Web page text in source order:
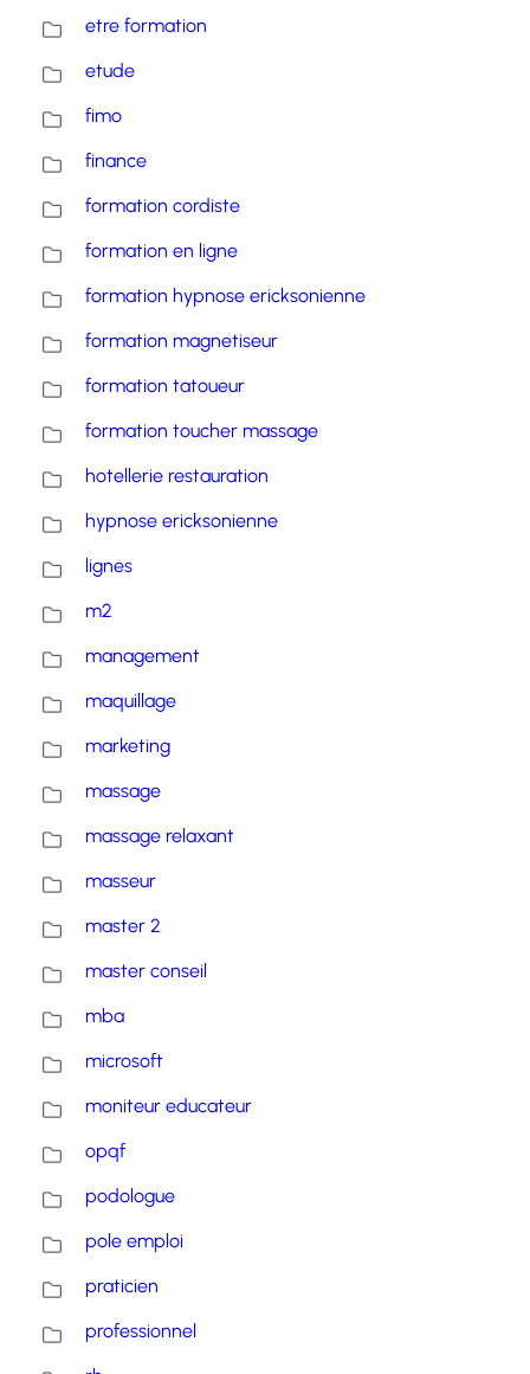
etre formation
etude
fimo
finance
formation cordiste
formation en ligne
formation hypnose ericksonienne
formation magnetiseur
formation tatoueur
formation toucher massage
hotellerie restauration
hypnose ericksonienne
lignes
m2
management
maquillage
marketing
massage
massage relaxant
masseur
master 2
master conseil
mba
microsoft
moniteur educateur
opqf
podologue
pole emploi
praticien
professionnel